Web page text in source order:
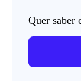
Quer saber